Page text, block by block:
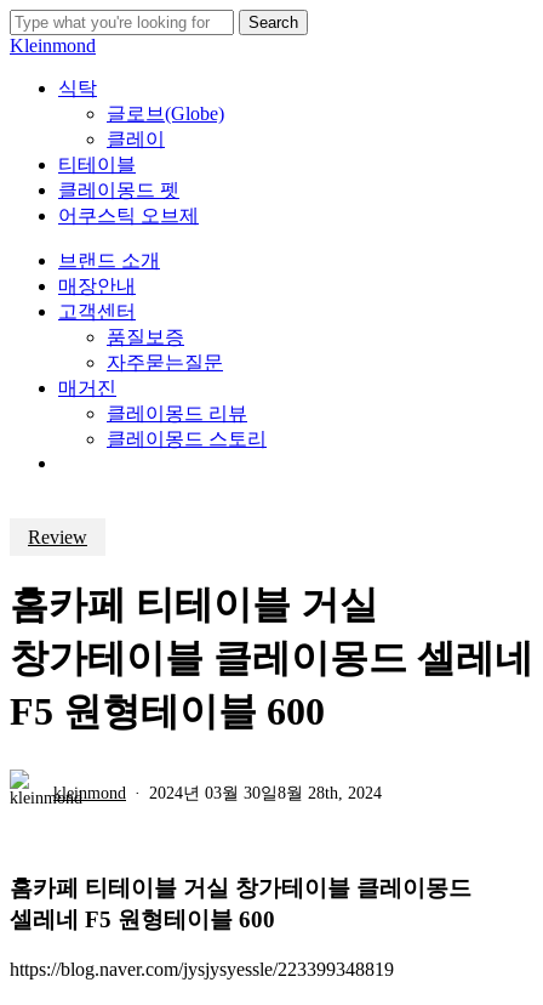
Skip
to
content
Search
Close
Kleinmond
search
Menu
식탁
글로브(Globe)
클레이
티테이블
클레이몽드 펫
어쿠스틱 오브제
브랜드 소개
매장안내
고객센터
품질보증
자주묻는질문
매거진
클레이몽드 리뷰
클레이몽드 스토리
Review
홈카페 티테이블 거실
창가테이블 클레이몽드 셀레네
F5 원형테이블 600
kleinmond 2024년 03월 30일8월 28th, 2024
홈카페 티테이블 거실 창가테이블 클레이몽드
셀레네 F5 원형테이블 600
https://blog.naver.com/jysjysyessle/223399348819